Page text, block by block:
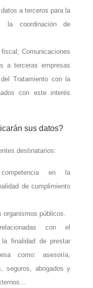
a terceros para la
la coordinación de
Comunicaciones
a terceras empresas
Tratamiento con la
con este interés
sus datos?
destinatarios:
en la
de cumplimiento
organismos públicos.
con el
finalidad de prestar
como: asesoría,
seguros, abogados y